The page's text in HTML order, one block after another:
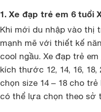
1. Xe đạp trẻ em 6 tuổi
Khi mới du nhập vào thị
mạnh mẽ với thiết kế
cool ngầu. Xe đạp trẻ
kích thước 12, 14, 16,
chọn size 14 – 18 cho
có thể lựa chọn theo sở